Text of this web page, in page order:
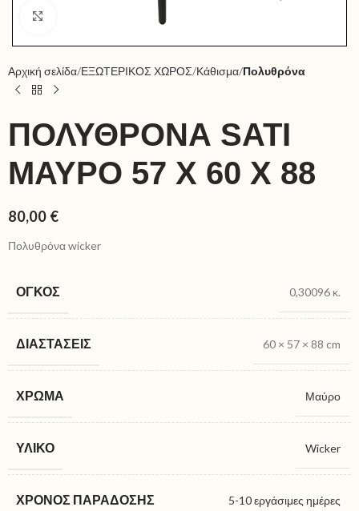
Αρχική σελίδα ΕΞΩΤΕΡΙΚΟΣ ΧΩΡΟΣ Κάθισμα Πολυθρόνα
ΠΟΛΥΘΡΌΝΑ SATI
ΜΑΎΡΟ 57 X 60 X 88
80,00 €
Πολυθρόνα wicker
ΌΓΚΟΣ 0,30096 κ.
ΔΙΑΣΤΆΣΕΙΣ 60 × 57 × 88 cm
ΧΡΏΜΑ Μαύρο
ΥΛΙΚΌ Wicker
ΧΡΌΝΟΣ ΠΑΡΆΔΟΣΗΣ 5-10 εργάσιμες ημέρες